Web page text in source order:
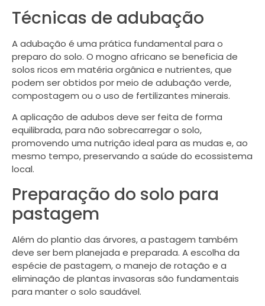
Técnicas de adubação
A adubação é uma prática fundamental para o
preparo do solo. O mogno africano se beneficia de
solos ricos em matéria orgânica e nutrientes, que
podem ser obtidos por meio de adubação verde,
compostagem ou o uso de fertilizantes minerais.
A aplicação de adubos deve ser feita de forma
equilibrada, para não sobrecarregar o solo,
promovendo uma nutrição ideal para as mudas e, ao
mesmo tempo, preservando a saúde do ecossistema
local.
Preparação do solo para
pastagem
Além do plantio das árvores, a pastagem também
deve ser bem planejada e preparada. A escolha da
espécie de pastagem, o manejo de rotação e a
eliminação de plantas invasoras são fundamentais
para manter o solo saudável.